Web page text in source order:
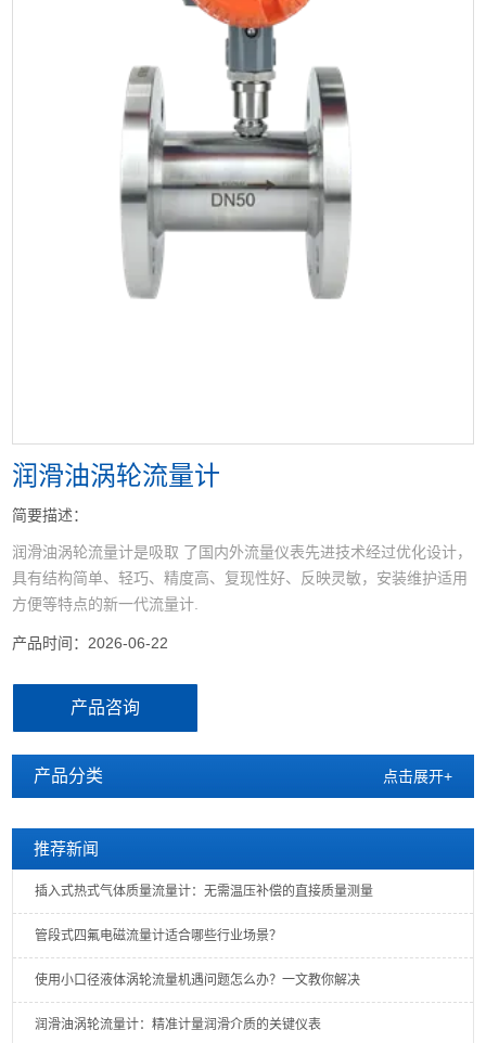
润滑油涡轮流量计
简要描述：
润滑油涡轮流量计是吸取 了国内外流量仪表先进技术经过优化设计，
具有结构简单、轻巧、精度高、复现性好、反映灵敏，安装维护适用
方便等特点的新一代流量计.
产品时间：2026-06-22
产品咨询
产品分类 点击展开+
推荐新闻
插入式热式气体质量流量计：无需温压补偿的直接质量测量
管段式四氟电磁流量计适合哪些行业场景？
使用小口径液体涡轮流量机遇问题怎么办？一文教你解决
润滑油涡轮流量计：精准计量润滑介质的关键仪表